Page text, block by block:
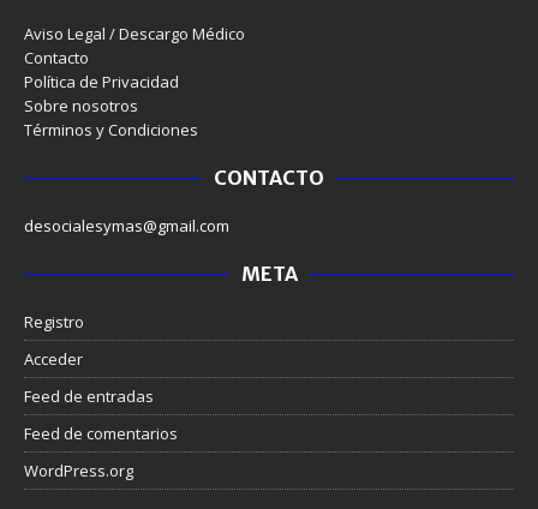
Aviso Legal / Descargo Médico
Contacto
Política de Privacidad
Sobre nosotros
Términos y Condiciones
CONTACTO
desocialesymas@gmail.com
META
Registro
Acceder
Feed de entradas
Feed de comentarios
WordPress.org